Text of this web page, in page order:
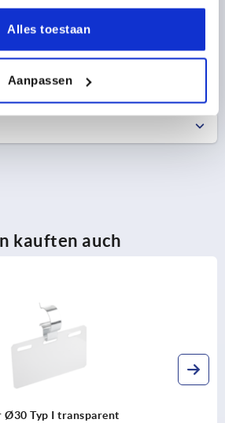
Alles toestaan
Aanpassen
kauften auch
Ø30 Typ I transparent